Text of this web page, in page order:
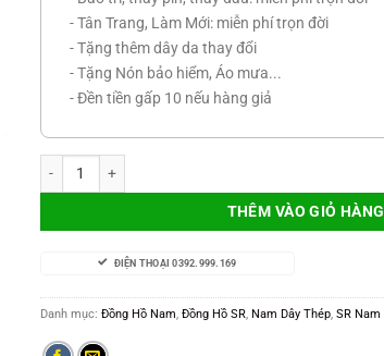
- Tân Trang, Làm Mới: miễn phí trọn đời
- Tặng thêm dây da thay đổi
- Tặng Nón bảo hiểm, Áo mưa...
- Đền tiền gấp 10 nếu hàng giả
THÊM VÀO GIỎ HÀNG
ĐIỆN THOẠI 0392.999.169
Danh mục:Đồng Hồ Nam ,Đồng Hồ SR ,Nam Dây Thép ,SR Nam